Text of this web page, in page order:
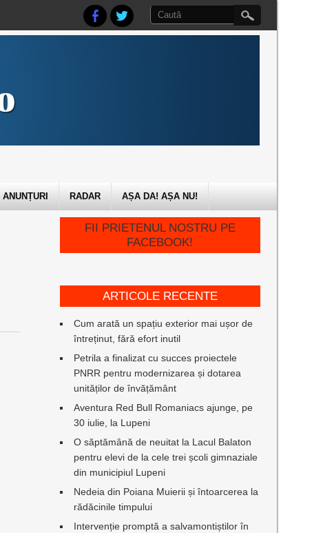
ANUNȚURI RADAR AȘA DA! AȘA NU!
FII PRIETENUL NOSTRU PE
FACEBOOK!
ARTICOLE RECENTE
Cum arată un spațiu exterior mai ușor de
întreținut, fără efort inutil
Petrila a finalizat cu succes proiectele
PNRR pentru modernizarea și dotarea
unităților de învățământ
Aventura Red Bull Romaniacs ajunge, pe
30 iulie, la Lupeni
O săptămână de neuitat la Lacul Balaton
pentru elevi de la cele trei școli gimnaziale
din municipiul Lupeni
Nedeia din Poiana Muierii și întoarcerea la
rădăcinile timpului
Intervenție promptă a salvamontiștilor în